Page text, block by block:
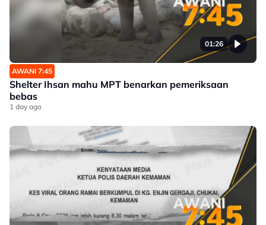
01:26
AWANI 7:45
Shelter Ihsan mahu MPT benarkan pemeriksaan
bebas
1 day ago